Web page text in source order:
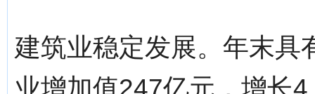
建筑业稳定发展。年末具
业增加值247亿元，增长